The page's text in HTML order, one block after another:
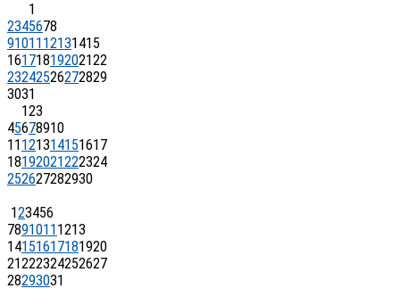
1
2345678
91011 12131415
16171819202122
23242526272829
3031
123
45678910
11 121314151617
18192021222324
252627282930
123456
7891011 1213
14151617181920
21222324252627
28293031